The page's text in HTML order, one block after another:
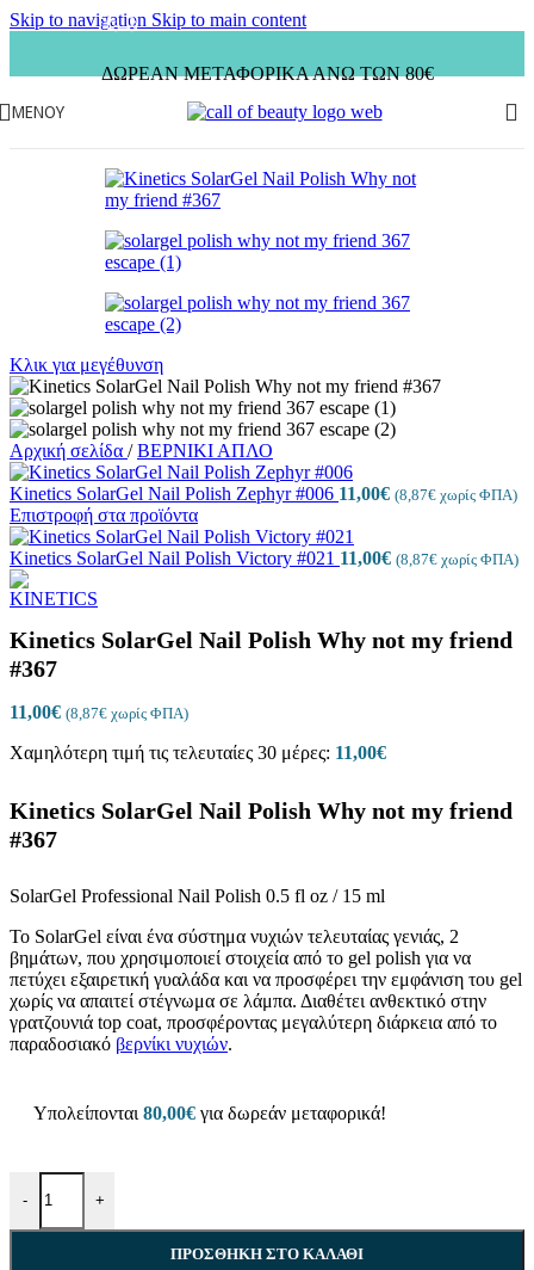
Skip to navigation Skip to main content
ΔΩΡΕΑΝ ΜΕΤΑΦΟΡΙΚΑ ΑΝΩ ΤΩΝ 80€
ΜΕΝΟΎ
Κλικ για μεγέθυνση
Αρχική σελίδα / ΒΕΡΝΙΚΙ ΑΠΛΟ
Kinetics SolarGel Nail Polish Zephyr #006 11,00€ (8,87€ χωρίς ΦΠΑ)
Επιστροφή στα προϊόντα
Kinetics SolarGel Nail Polish Victory #021 11,00€ (8,87€ χωρίς ΦΠΑ)
Kinetics SolarGel Nail Polish Why not my friend
#367
11,00€ (8,87€ χωρίς ΦΠΑ)
Χαμηλότερη τιμή τις τελευταίες 30 μέρες: 11,00€
Kinetics SolarGel Nail Polish Why not my friend
#367
SolarGel Professional Nail Polish 0.5 fl oz / 15 ml
Το SolarGel είναι ένα σύστημα νυχιών τελευταίας γενιάς, 2
βημάτων, που χρησιμοποιεί στοιχεία από το gel polish για να
πετύχει εξαιρετική γυαλάδα και να προσφέρει την εμφάνιση του gel
χωρίς να απαιτεί στέγνωμα σε λάμπα. Διαθέτει ανθεκτικό στην
γρατζουνιά top coat, προσφέροντας μεγαλύτερη διάρκεια από το
παραδοσιακό βερνίκι νυχιών.
Υπολείπονται 80,00€ για δωρεάν μεταφορικά!
-
Kinetics SolarGel Nail Polish Why not my friend #367 ποσότητα
+
ΠΡΟΣΘΉΚΗ ΣΤΟ ΚΑΛΆΘΙ